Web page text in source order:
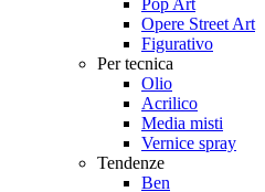
Opere Street Art
Figurativo
Per tecnica
Olio
Acrilico
Media misti
Vernice spray
Tendenze
Ben